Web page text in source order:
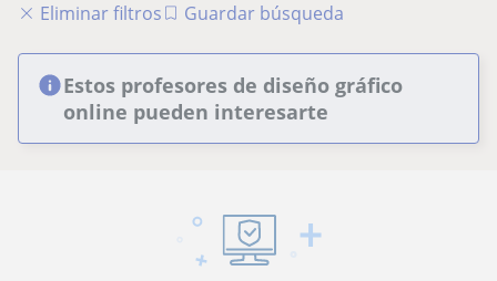
Eliminar filtros
Guardar búsqueda
Estos profesores de diseño gráfico
online pueden interesarte